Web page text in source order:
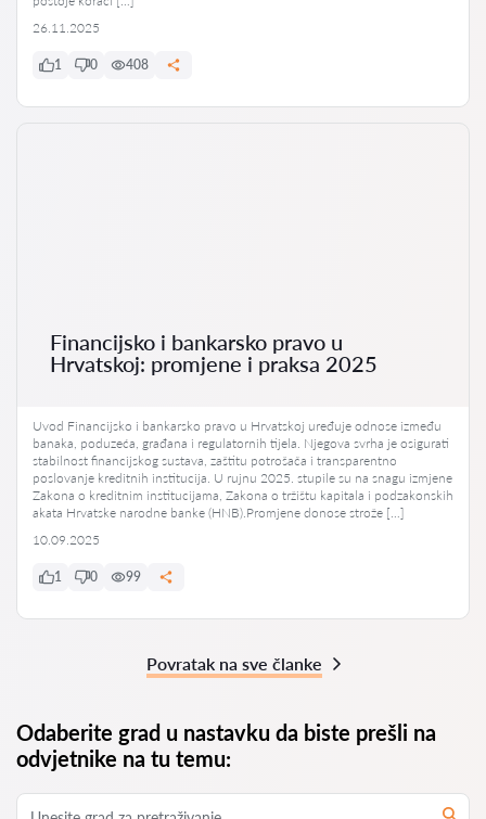
26.11.2025
1 0 408
Financijsko i bankarsko pravo u
Hrvatskoj: promjene i praksa 2025
Uvod Financijsko i bankarsko pravo u Hrvatskoj uređuje odnose između
banaka, poduzeća, građana i regulatornih tijela. Njegova svrha je osigurati
stabilnost financijskog sustava, zaštitu potrošača i transparentno
poslovanje kreditnih institucija. U rujnu 2025. stupile su na snagu izmjene
Zakona o kreditnim institucijama, Zakona o tržištu kapitala i podzakonskih
akata Hrvatske narodne banke (HNB).Promjene donose strože […]
10.09.2025
1 0 99
Povratak na sve članke
Odaberite grad u nastavku da biste prešli na
odvjetnike na tu temu: